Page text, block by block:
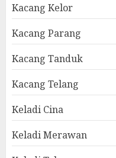
Kacang Kelor
Kacang Parang
Kacang Tanduk
Kacang Telang
Keladi Cina
Keladi Merawan